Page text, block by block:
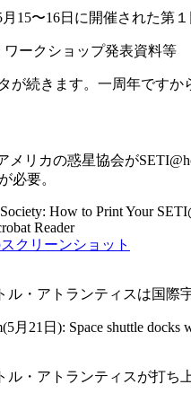
月15〜16日に開催された第
ワークショップ発表資料等
が続きます。一周年ですか
メリカの惑星協会が
必要。
How to Print Your
Reader
クリーンショット
ル・アトランティスは国際
月21日): Space shuttle docks
ル・アトランティスが打ち